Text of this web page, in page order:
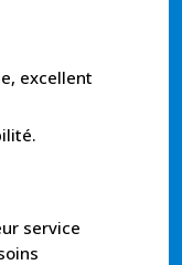
excellent
service